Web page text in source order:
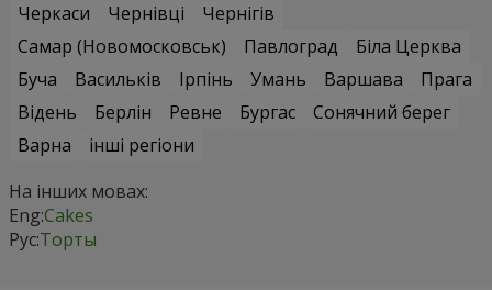
Черкаси
Чернівці
Чернігів
Самар (Новомосковськ)
Павлоград
Біла Церква
Буча
Васильків Ірпінь Умань Варшава
Прага
Відень
Берлін Ревне Бургас
Сонячний берег
Варна
інші регіони
На інших мовах:
Eng:Cakes
Рус:Торты